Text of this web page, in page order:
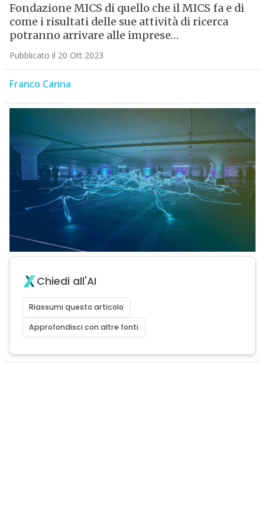
Fondazione MICS di quello che il MICS fa e di
come i risultati delle sue attività di ricerca
potranno arrivare alle imprese…
Pubblicato il 20 Ott 2023
Franco Canna
Chiedi all'AI
Riassumi questo articolo
Approfondisci con altre fonti